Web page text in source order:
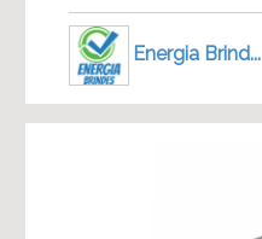
Energia Brind...